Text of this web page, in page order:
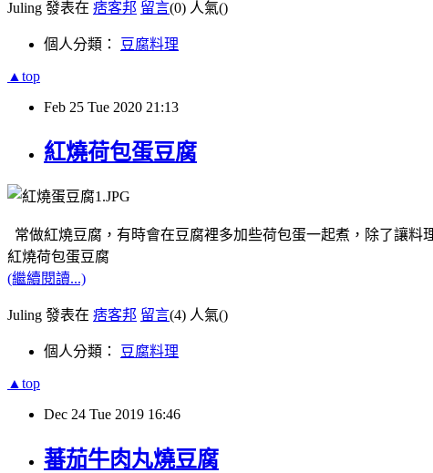
Juling 發表在 痞客邦 留言(0) 人氣()
個人分類： 豆腐料理
▲top
Feb 25 Tue 2020 21:13
紅燒荷包蛋豆腐
常做紅燒豆腐，有時會在豆腐裡多加些荷包蛋一起煮，除了讓料
紅燒荷包蛋豆腐
(繼續閱讀...)
Juling 發表在 痞客邦 留言(4) 人氣()
個人分類： 豆腐料理
▲top
Dec 24 Tue 2019 16:46
蕃茄牛肉丸燒豆腐